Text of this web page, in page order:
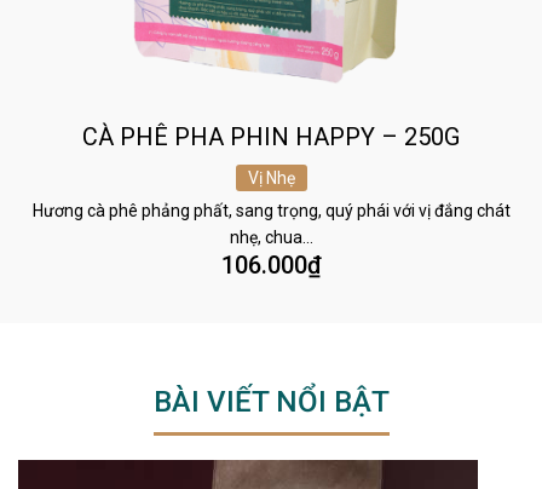
CÀ PHÊ PHA PHIN HAPPY – 250G
Vị Nhẹ
Hương cà phê phảng phất, sang trọng, quý phái với vị đắng chát
nhẹ, chua…
106.000₫
BÀI VIẾT NỔI BẬT